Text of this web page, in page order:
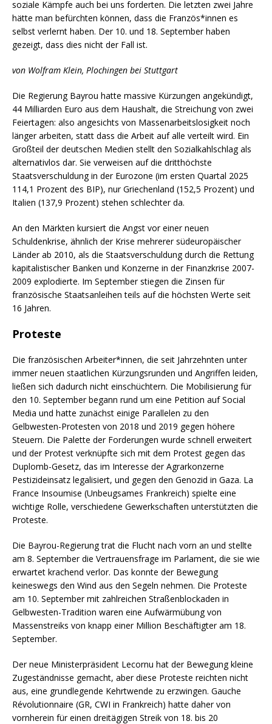
soziale Kämpfe auch bei uns forderten. Die letzten zwei Jahre
hätte man befürchten können, dass die Französ*innen es
selbst verlernt haben. Der 10. und 18. September haben
gezeigt, dass dies nicht der Fall ist.
von Wolfram Klein, Plochingen bei Stuttgart
Die Regierung Bayrou hatte massive Kürzungen angekündigt,
44 Milliarden Euro aus dem Haushalt, die Streichung von zwei
Feiertagen: also angesichts von Massenarbeitslosigkeit noch
länger arbeiten, statt dass die Arbeit auf alle verteilt wird. Ein
Großteil der deutschen Medien stellt den Sozialkahlschlag als
alternativlos dar. Sie verweisen auf die dritthöchste
Staatsverschuldung in der Eurozone (im ersten Quartal 2025
114,1 Prozent des BIP), nur Griechenland (152,5 Prozent) und
Italien (137,9 Prozent) stehen schlechter da.
An den Märkten kursiert die Angst vor einer neuen
Schuldenkrise, ähnlich der Krise mehrerer südeuropäischer
Länder ab 2010, als die Staatsverschuldung durch die Rettung
kapitalistischer Banken und Konzerne in der Finanzkrise 2007-
2009 explodierte. Im September stiegen die Zinsen für
französische Staatsanleihen teils auf die höchsten Werte seit
16 Jahren.
Proteste
Die französischen Arbeiter*innen, die seit Jahrzehnten unter
immer neuen staatlichen Kürzungsrunden und Angriffen leiden,
ließen sich dadurch nicht einschüchtern. Die Mobilisierung für
den 10. September begann rund um eine Petition auf Social
Media und hatte zunächst einige Parallelen zu den
Gelbwesten-Protesten von 2018 und 2019 gegen höhere
Steuern. Die Palette der Forderungen wurde schnell erweitert
und der Protest verknüpfte sich mit dem Protest gegen das
Duplomb-Gesetz, das im Interesse der Agrarkonzerne
Pestizideinsatz legalisiert, und gegen den Genozid in Gaza. La
France Insoumise (Unbeugsames Frankreich) spielte eine
wichtige Rolle, verschiedene Gewerkschaften unterstützten die
Proteste.
Die Bayrou-Regierung trat die Flucht nach vorn an und stellte
am 8. September die Vertrauensfrage im Parlament, die sie wie
erwartet krachend verlor. Das konnte der Bewegung
keineswegs den Wind aus den Segeln nehmen. Die Proteste
am 10. September mit zahlreichen Straßenblockaden in
Gelbwesten-Tradition waren eine Aufwärmübung von
Massenstreiks von knapp einer Million Beschäftigter am 18.
September.
Der neue Ministerpräsident Lecornu hat der Bewegung kleine
Zugeständnisse gemacht, aber diese Proteste reichten nicht
aus, eine grundlegende Kehrtwende zu erzwingen. Gauche
Révolutionnaire (GR, CWI in Frankreich) hatte daher von
vornherein für einen dreitägigen Streik von 18. bis 20